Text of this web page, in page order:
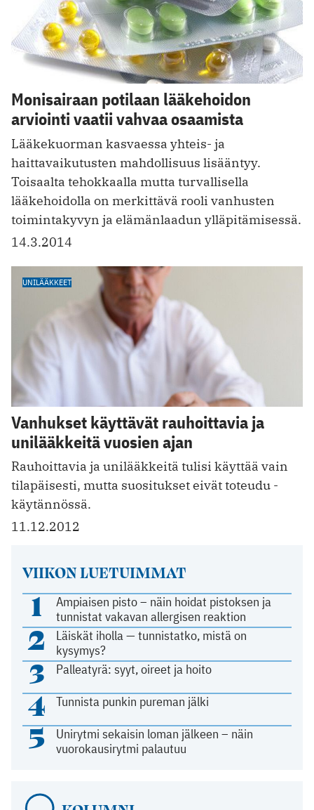
Monisairaan potilaan lääkehoidon
arviointi vaatii vahvaa osaamista
Lääkekuorman kasvaessa yhteis- ja
haittavaikutusten mahdollisuus lisääntyy.
Toisaalta tehokkaalla mutta turvallisella
lääkehoidolla on merkittävä rooli vanhusten
toiminta­kyvyn ja elämänlaadun ylläpitämisessä.
14.3.2014
UNILÄÄKKEET
Vanhukset käyttävät rauhoittavia ja
unilääkkeitä vuosien ajan
Rauhoittavia ja unilääkkeitä tulisi käyttää vain
tilapäisesti, mutta suositukset eivät toteudu ­
käytännössä.
11.12.2012
VIIKON LUETUIMMAT
1
Ampiaisen pisto – näin hoidat pistoksen ja
tunnistat vakavan allergisen reaktion
2
Läiskät iholla — tunnistatko, mistä on
kysymys?
3 Palleatyrä: syyt, oireet ja hoito
4 Tunnista punkin pureman jälki
5
Unirytmi sekaisin loman jälkeen – näin
vuorokausirytmi palautuu